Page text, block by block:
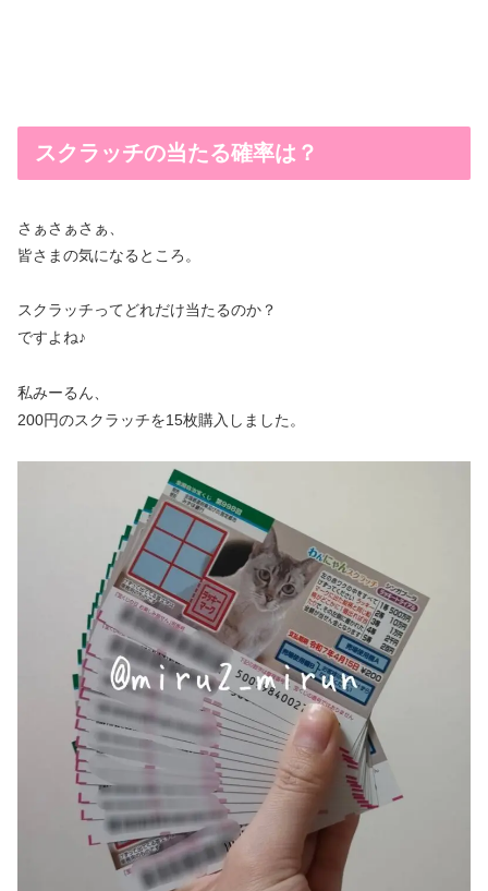
スクラッチの当たる確率は？
さぁさぁさぁ、
皆さまの気になるところ。
スクラッチってどれだけ当たるのか？
ですよね♪
私みーるん、
200円のスクラッチを15枚購入しました。